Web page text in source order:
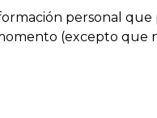
personal
(excepto